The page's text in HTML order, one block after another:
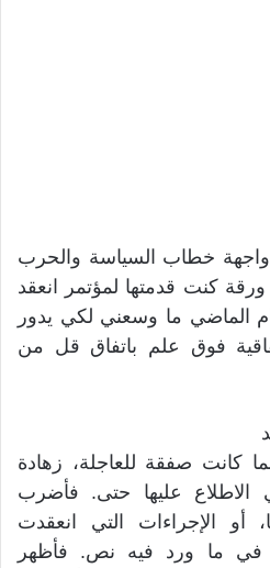
واجهة خطاب السياسة والحرب
كنت قدمتها لمؤتمر انعقد
الماضي ما وسعني لكي يدور
فوق علم باتفاق قل من
كانت صفقة للعاجلة، زهادة
عليها حتى. فأضرب
أو الإجراءات التي انعقدت
في ما ورد فيه نص. فأظهر